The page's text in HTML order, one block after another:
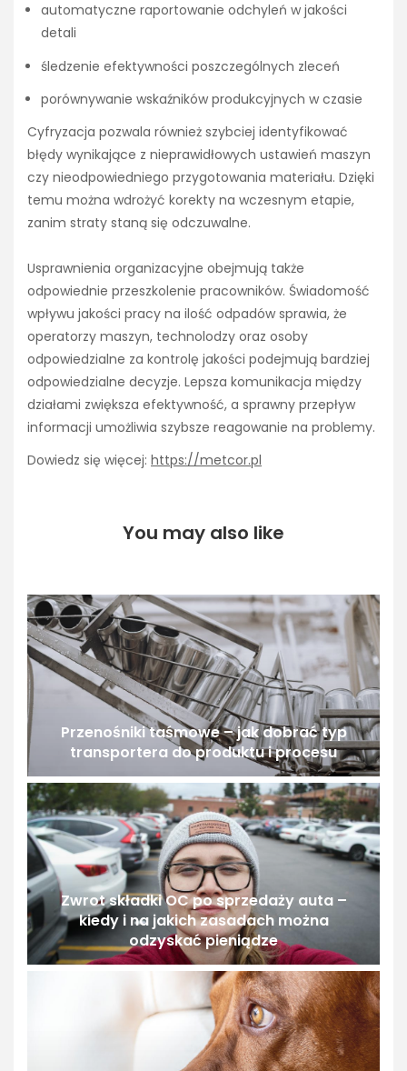
automatyczne raportowanie odchyleń w jakości
detali
śledzenie efektywności poszczególnych zleceń
porównywanie wskaźników produkcyjnych w czasie
Cyfryzacja pozwala również szybciej identyfikować
błędy wynikające z nieprawidłowych ustawień maszyn
czy nieodpowiedniego przygotowania materiału. Dzięki
temu można wdrożyć korekty na wczesnym etapie,
zanim straty staną się odczuwalne.
Usprawnienia organizacyjne obejmują także
odpowiednie przeszkolenie pracowników. Świadomość
wpływu jakości pracy na ilość odpadów sprawia, że
operatorzy maszyn, technolodzy oraz osoby
odpowiedzialne za kontrolę jakości podejmują bardziej
odpowiedzialne decyzje. Lepsza komunikacja między
działami zwiększa efektywność, a sprawny przepływ
informacji umożliwia szybsze reagowanie na problemy.
Dowiedz się więcej: https://metcor.pl
You may also like
Przenośniki taśmowe – jak dobrać typ
transportera do produktu i procesu
Zwrot składki OC po sprzedaży auta –
kiedy i na jakich zasadach można
odzyskać pieniądze